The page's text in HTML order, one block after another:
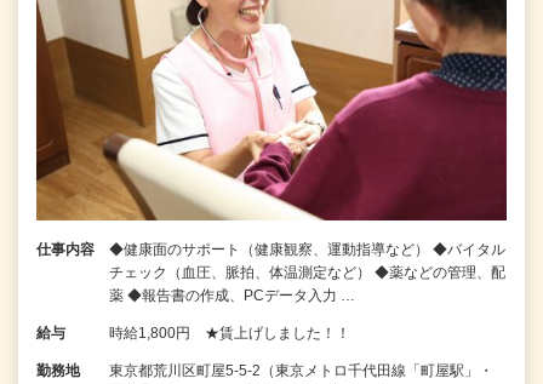
仕事内容
◆健康面のサポート（健康観察、運動指導など） ◆バイタル
チェック（血圧、脈拍、体温測定など） ◆薬などの管理、配
薬 ◆報告書の作成、PCデータ入力 …
給与 時給1,800円 ★賃上げしました！！
勤務地
東京都荒川区町屋5-5-2（東京メトロ千代田線「町屋駅」・